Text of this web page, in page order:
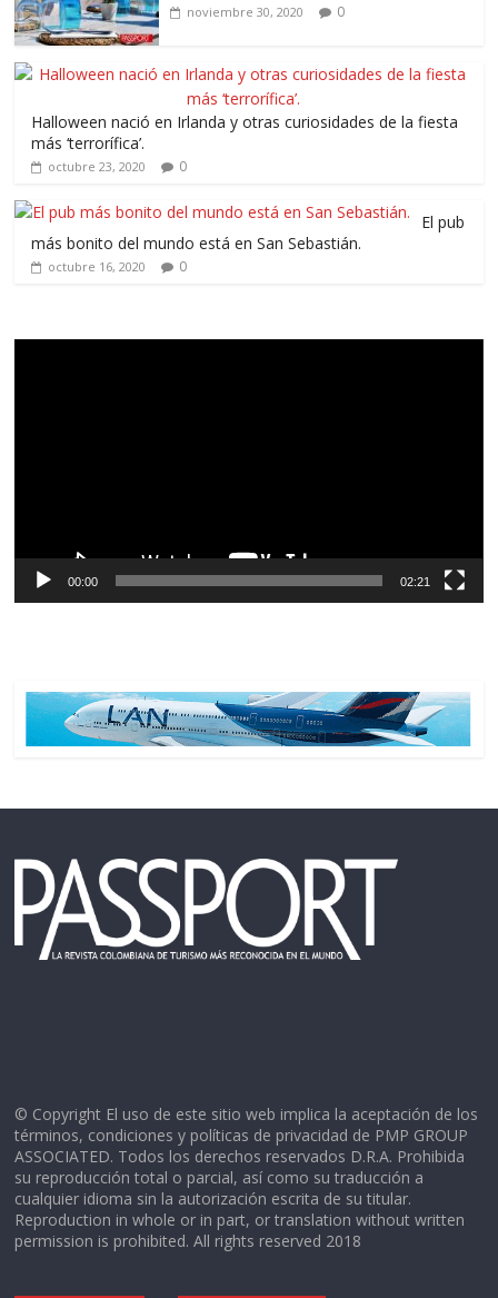
noviembre 30, 2020 0
Halloween nació en Irlanda y otras curiosidades de la fiesta
más ‘terrorífica’.
octubre 23, 2020 0
El pub
más bonito del mundo está en San Sebastián.
octubre 16, 2020 0
00:00 02:21
© Copyright El uso de este sitio web implica la aceptación de los
términos, condiciones y políticas de privacidad de PMP GROUP
ASSOCIATED. Todos los derechos reservados D.R.A. Prohibida
su reproducción total o parcial, así como su traducción a
cualquier idioma sin la autorización escrita de su titular.
Reproduction in whole or in part, or translation without written
permission is prohibited. All rights reserved 2018